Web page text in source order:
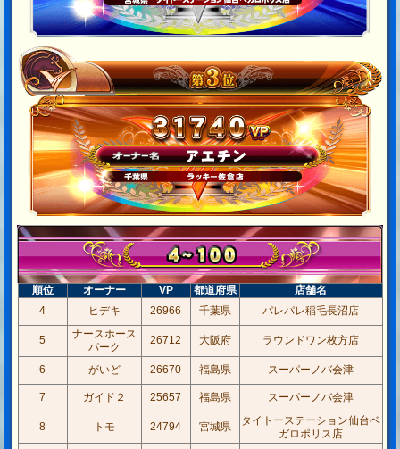
順位 オーナー VP 都道府県
店舗名
4
ヒデキ 26966 千葉県 パレパレ稲毛長沼店
5
ナースホース
パーク
26712 大阪府 ラウンドワン枚方店
6 がいど 26670 福島県 スーパーノバ会津
7 ガイド２ 25657 福島県 スーパーノバ会津
8 トモ 24794 宮城県
タイトーステーション仙台ベ
ガロポリス店